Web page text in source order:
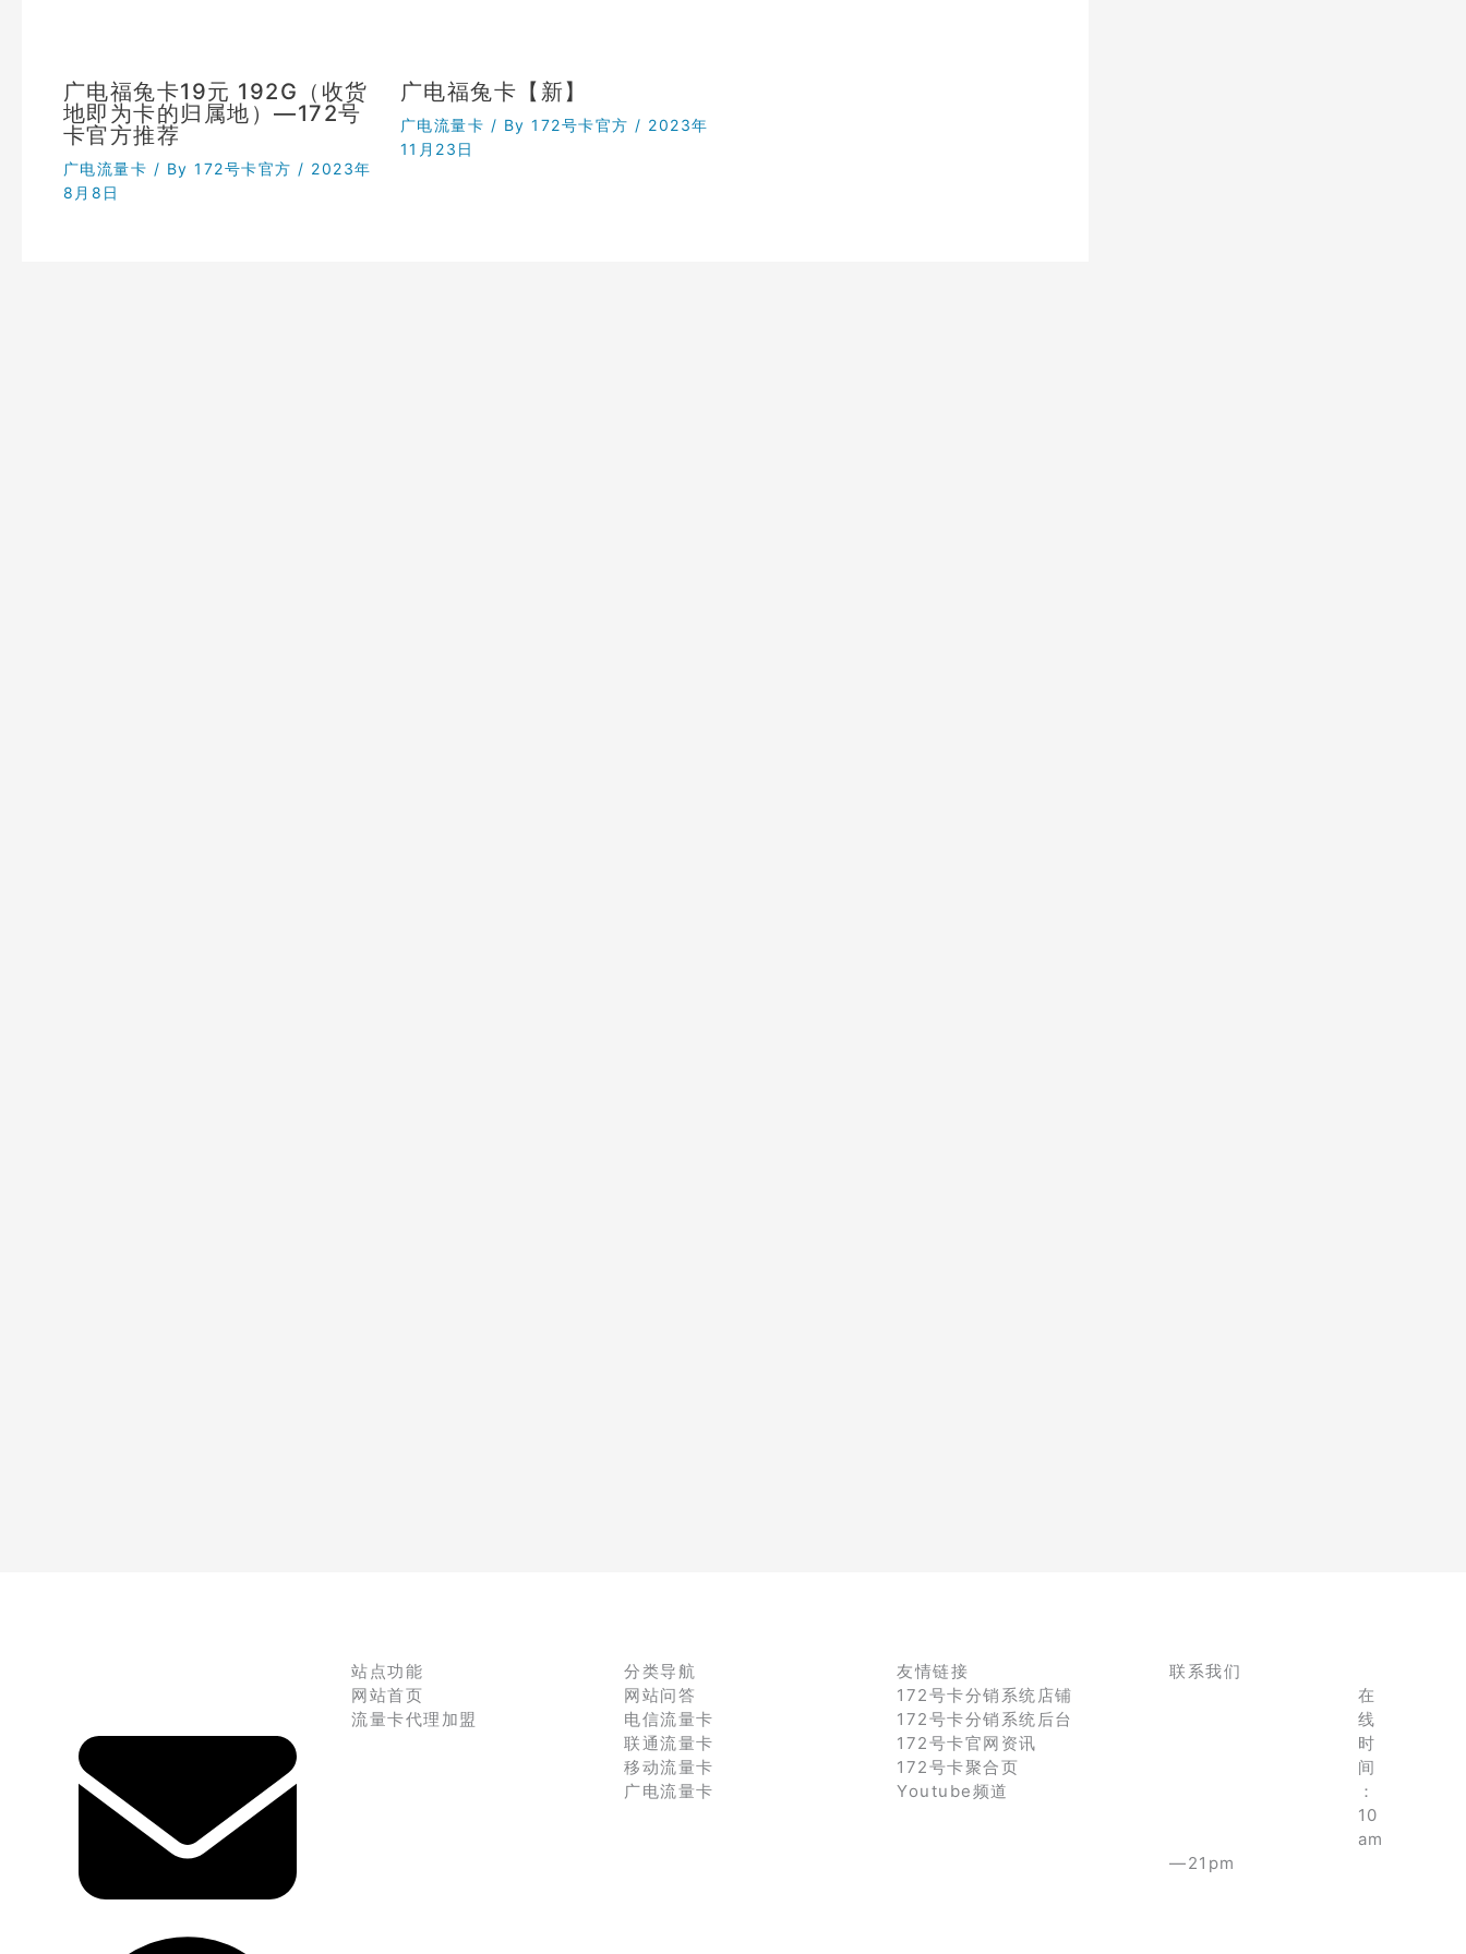
广电福兔卡19元 192G（收货
地即为卡的归属地）—172号
卡官方推荐
广电流量卡 / By 172号卡官方 / 2023年
8月8日
广电福兔卡【新】
广电流量卡 / By172号卡官方 / 2023年
11月23日
站点功能
网站首页
流量卡代理加盟
分类导航
网站问答
电信流量卡
联通流量卡
移动流量卡
广电流量卡
友情链接
172号卡分销系统店铺
172号卡分销系统后台
172号卡官网资讯
172号卡聚合页
Youtube频道
联系我们
在
线
时
间
：
10
am
—21pm